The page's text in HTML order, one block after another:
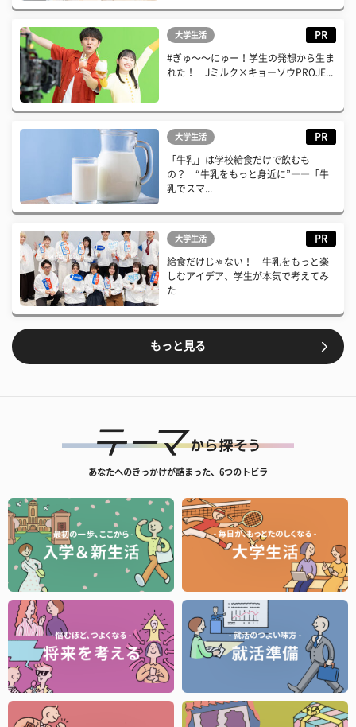
大学生活 PR
#ぎゅ〜〜にゅー！学生の発想から生ま
れた！ Jミルク×キョーソウPROJE...
大学生活 PR
「牛乳」は学校給食だけで飲むも
の？ “牛乳をもっと身近に”――「牛
乳でスマ...
大学生活 PR
給食だけじゃない！ 牛乳をもっと楽
しむアイデア、学生が本気で考えてみ
た
もっと見る
あなたへのきっかけが詰まった、6つのトビラ